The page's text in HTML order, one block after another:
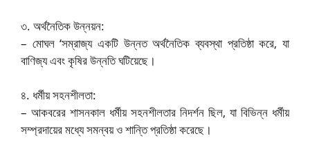
৩. অর্থনৈতিক উন্নয়ন:
– মোঘল ‘সম্রাজ্য একটি উন্নত অর্থনৈতিক ব্যবস্থা প্রতিষ্ঠা করে, যা
বাণিজ্য এবং কৃষির উন্নতি ঘটিয়েছে।
৪. ধর্মীয় সহনশীলতা:
– আকবরের শাসনকাল ধর্মীয় সহনশীলতার নিদর্শন ছিল, যা বিভিন্ন ধর্মীয়
সম্প্রদায়ের মধ্যে সমন্বয় ও শান্তি প্রতিষ্ঠা করেছে।